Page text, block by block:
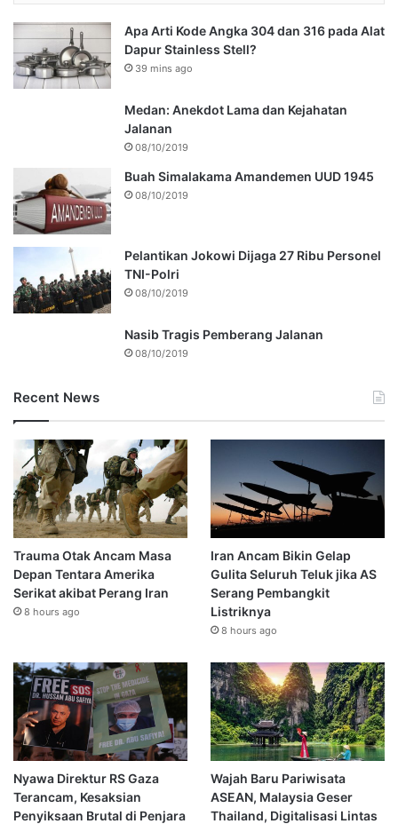
Apa Arti Kode Angka 304 dan 316 pada Alat
Dapur Stainless Stell?
39 mins ago
Medan: Anekdot Lama dan Kejahatan
Jalanan
08/10/2019
Buah Simalakama Amandemen UUD 1945
08/10/2019
Pelantikan Jokowi Dijaga 27 Ribu Personel
TNI-Polri
08/10/2019
Nasib Tragis Pemberang Jalanan
08/10/2019
Recent News
Trauma Otak Ancam Masa
Depan Tentara Amerika
Serikat akibat Perang Iran
8 hours ago
Iran Ancam Bikin Gelap
Gulita Seluruh Teluk jika AS
Serang Pembangkit
Listriknya
8 hours ago
Nyawa Direktur RS Gaza
Terancam, Kesaksian
Penyiksaan Brutal di Penjara
Wajah Baru Pariwisata
ASEAN, Malaysia Geser
Thailand, Digitalisasi Lintas